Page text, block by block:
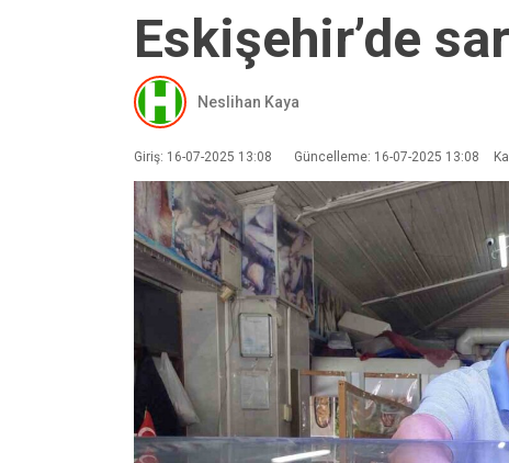
Eskişehir’de
Neslihan Kaya
Giriş: 16-07-2025 13:08 Güncelleme: 16-07-2025 13:08